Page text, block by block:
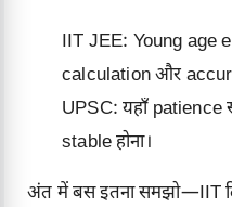
IIT JEE: Young age
calculation और
UPSC: यहाँ
stable होना।
अंत में बस इतना समझो—IIT